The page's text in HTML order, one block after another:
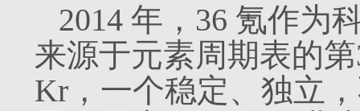
2014 年，36 氪作为
来源于元素周期表的
Kr，一个稳定、独立